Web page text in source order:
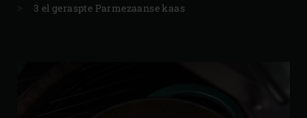
3 el geraspte Parmezaanse kaas